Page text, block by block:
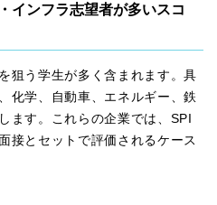
インフラ志望者が多いスコ
狙う学生が多く含まれます。具
化学、自動車、エネルギー、鉄
ます。これらの企業では、SPI
接とセットで評価されるケース